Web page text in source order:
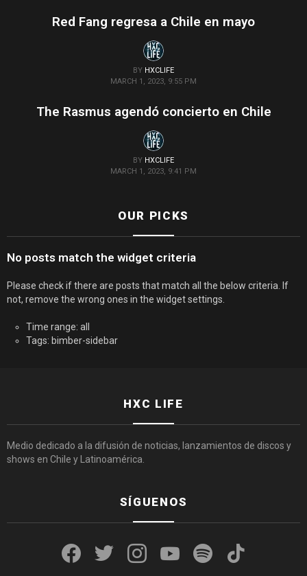
Red Fang regresa a Chile en mayo
BY HXCLIFE
MARCH 1, 2023, 9:55 PM
The Rasmus agendó concierto en Chile
BY HXCLIFE
MARCH 1, 2023, 9:41 PM
OUR PICKS
No posts match the widget criteria
Please check if there are posts that match all the below criteria. If
not, remove the wrong ones in the widget settings.
Time range: all
Tags: bimber-sidebar
HXC LIFE
Medio dedicado a la difusión de noticias, lanzamientos de discos y
shows en Chile y Latinoamérica.
SÍGUENOS